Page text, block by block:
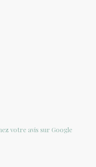
votre avis sur Google